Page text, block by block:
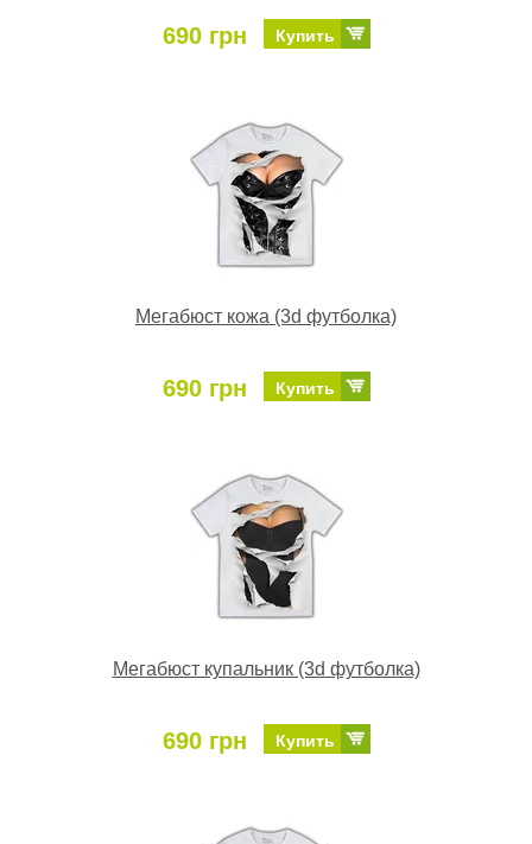
690 грн Купить
Мегабюст кожа (3d футболка)
690 грн Купить
Мегабюст купальник (3d футболка)
690 грн Купить